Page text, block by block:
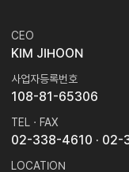
CEO
KIM JIHOON
사업자등록번호
108-81-65306
TEL · FAX
02-338-4610 ·
LOCATION